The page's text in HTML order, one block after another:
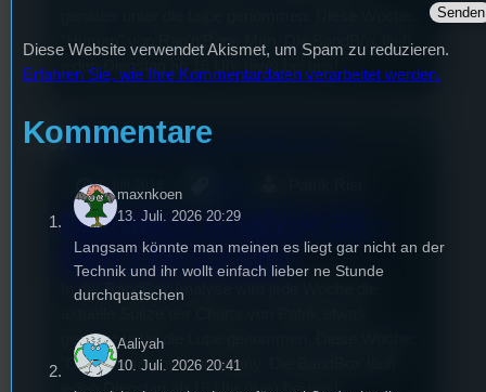
“Human” von Rag’n’Bone Man. Die BandBox läuft
jeden Dienstag ab 16 Uhr (live) bei uns!
9. Juli 2016
BandBox Analyse #4 –
Don’t be so shy
In der BandBox Analyse wird jede Woche die
genauer unter die Lupe genommen. Diese Woche:
“Don’t be so shy” von Imany. Die BandBox läuft
jeden Dienstag ab 16 Uhr (live) bei uns!
Diese Website verwendet Akismet, um Spam zu reduzieren.
Erfahren Sie, wie Ihre Kommentardaten verarbeitet werden.
Kommentare
maxnkoen
13. Juli. 2026 20:29
Langsam könnte man meinen es liegt gar nicht an der
Technik und ihr wollt einfach lieber ne Stunde
durchquatschen
Aaliyah
10. Juli. 2026 20:41